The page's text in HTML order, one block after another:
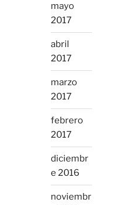
mayo
2017
abril
2017
marzo
2017
febrero
2017
diciembr
e 2016
noviembr